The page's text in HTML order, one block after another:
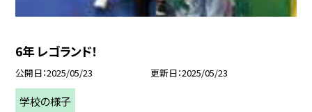
6年 レゴランド！
公開日 2025/05/23 更新日 2025/05/23
学校の様子